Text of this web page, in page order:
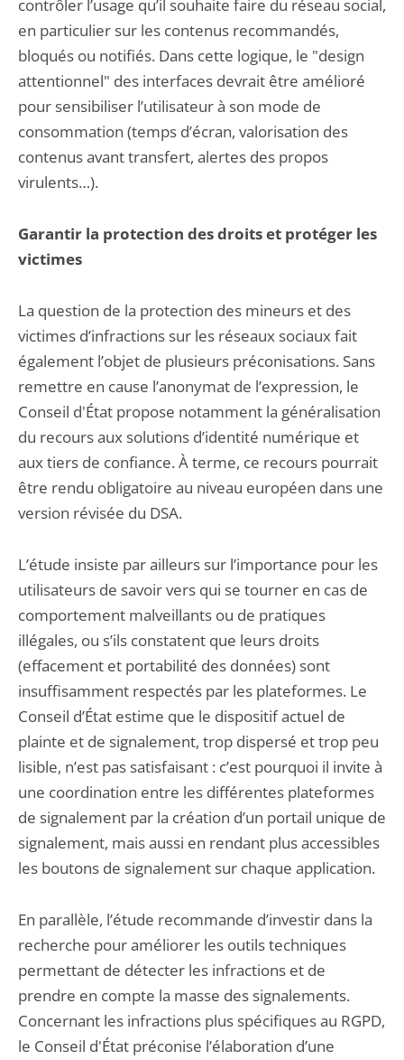
contrôler l’usage qu’il souhaite faire du réseau social,
en particulier sur les contenus recommandés,
bloqués ou notifiés. Dans cette logique, le "design
attentionnel" des interfaces devrait être amélioré
pour sensibiliser l’utilisateur à son mode de
consommation (temps d’écran, valorisation des
contenus avant transfert, alertes des propos
virulents…).
Garantir la protection des droits et protéger les
victimes
La question de la protection des mineurs et des
victimes d’infractions sur les réseaux sociaux fait
également l’objet de plusieurs préconisations. Sans
remettre en cause l’anonymat de l’expression, le
Conseil d'État propose notamment la généralisation
du recours aux solutions d’identité numérique et
aux tiers de confiance. À terme, ce recours pourrait
être rendu obligatoire au niveau européen dans une
version révisée du DSA.
L’étude insiste par ailleurs sur l’importance pour les
utilisateurs de savoir vers qui se tourner en cas de
comportement malveillants ou de pratiques
illégales, ou s’ils constatent que leurs droits
(effacement et portabilité des données) sont
insuffisamment respectés par les plateformes. Le
Conseil d’État estime que le dispositif actuel de
plainte et de signalement, trop dispersé et trop peu
lisible, n’est pas satisfaisant : c’est pourquoi il invite à
une coordination entre les différentes plateformes
de signalement par la création d’un portail unique de
signalement, mais aussi en rendant plus accessibles
les boutons de signalement sur chaque application.
En parallèle, l’étude recommande d’investir dans la
recherche pour améliorer les outils techniques
permettant de détecter les infractions et de
prendre en compte la masse des signalements.
Concernant les infractions plus spécifiques au RGPD,
le Conseil d'État préconise l’élaboration d’une